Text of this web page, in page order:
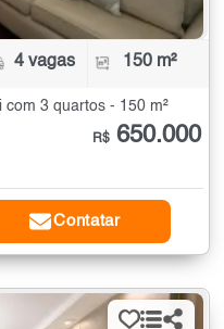
4 vagas 150 m²
3 quartos - 150 m²
R$ 650.000
Contatar